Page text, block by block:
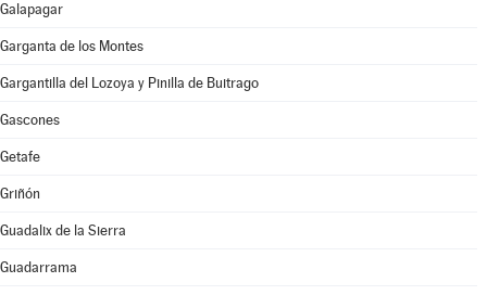
Galapagar
Garganta de los Montes
Gargantilla del Lozoya y Pinilla de Buitrago
Gascones
Getafe
Griñón
Guadalix de la Sierra
Guadarrama